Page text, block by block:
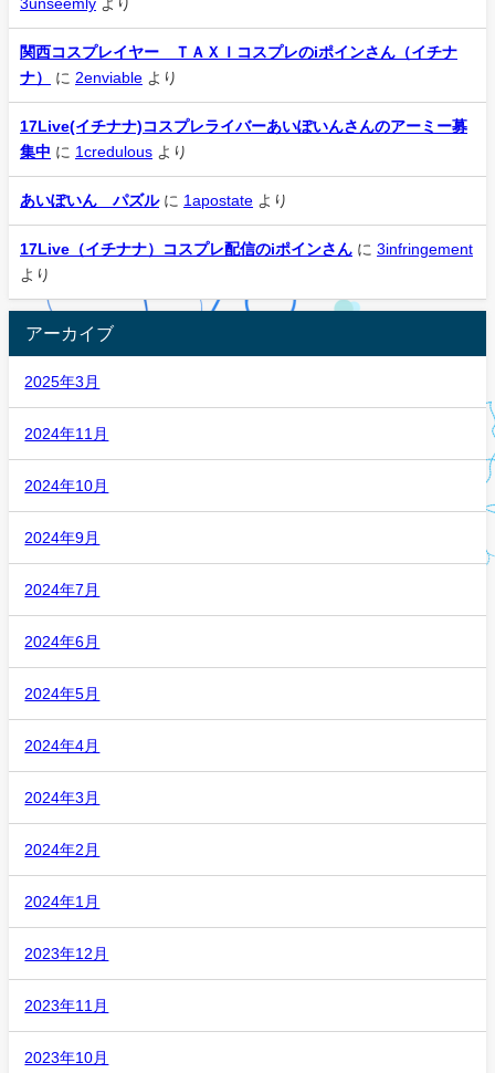
3unseemly より
関西コスプレイヤー ＴＡＸＩコスプレのiポインさん（イチナ
ナ）
に 2enviable より
17Live(イチナナ)コスプレライバーあいぽいんさんのアーミー募
集中 に 1credulous より
あいぽいん パズルに 1apostate より
17Live（イチナナ）コスプレ配信のiポインさん に 3infringement
より
アーカイブ
2025年3月
2024年11月
2024年10月
2024年9月
2024年7月
2024年6月
2024年5月
2024年4月
2024年3月
2024年2月
2024年1月
2023年12月
2023年11月
2023年10月